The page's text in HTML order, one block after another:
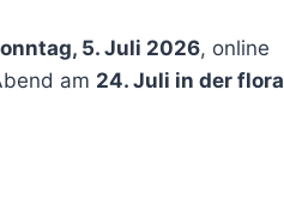
5. Juli 2026, online
am 24. Juli in der flora